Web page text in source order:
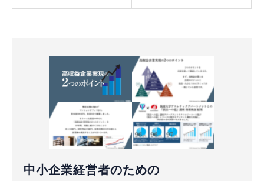
中小企業経営者のための